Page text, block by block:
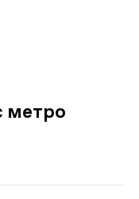
метро